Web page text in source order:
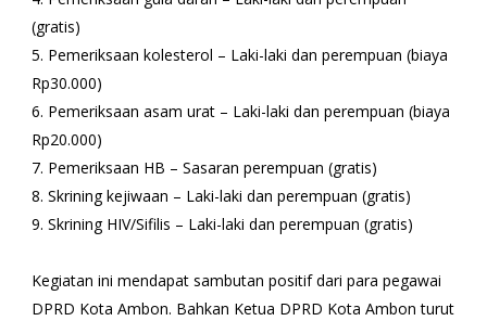
(gratis)
5. Pemeriksaan kolesterol – Laki-laki dan perempuan (biaya
Rp30.000)
6. Pemeriksaan asam urat – Laki-laki dan perempuan (biaya
Rp20.000)
7. Pemeriksaan HB – Sasaran perempuan (gratis)
8. Skrining kejiwaan – Laki-laki dan perempuan (gratis)
9. Skrining HIV/Sifilis – Laki-laki dan perempuan (gratis)
Kegiatan ini mendapat sambutan positif dari para pegawai
DPRD Kota Ambon. Bahkan Ketua DPRD Kota Ambon turut